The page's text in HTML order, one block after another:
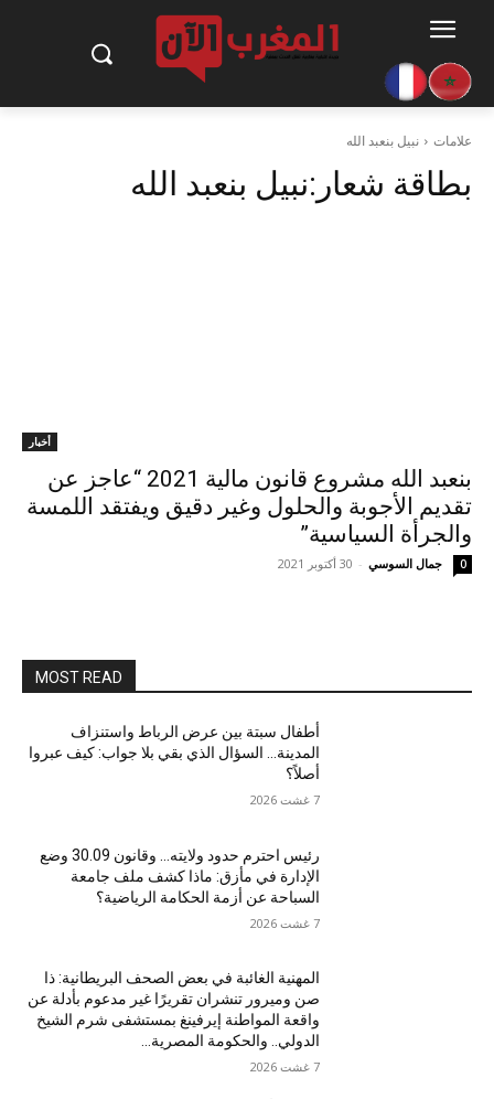
علامات نبيل بنعبد الله
بطاقة شعار:نبيل بنعبد الله
أخبار
بنعبد الله مشروع قانون مالية 2021 “عاجز عن
تقديم الأجوبة والحلول وغير دقيق ويفتقد اللمسة
والجرأة السياسية”
جمال السوسي - 30 أكتوبر 2021 0
MOST READ
أطفال سبتة بين عرض الرباط واستنزاف
المدينة… السؤال الذي بقي بلا جواب: كيف عبروا
أصلاً؟
7 غشت 2026
رئيس احترم حدود ولايته… وقانون 30.09 وضع
الإدارة في مأزق: ماذا كشف ملف جامعة
السباحة عن أزمة الحكامة الرياضية؟
7 غشت 2026
المهنية الغائبة في بعض الصحف البريطانية: ذا
صن وميرور تنشران تقريرًا غير مدعوم بأدلة عن
واقعة المواطنة إيرفينغ بمستشفى شرم الشيخ
الدولي.. والحكومة المصرية...
7 غشت 2026